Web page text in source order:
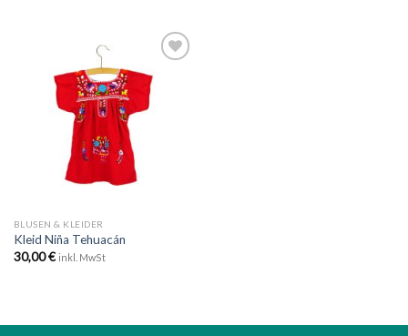
Zu
Wunschliste
hinzufügen
BLUSEN & KLEIDER
Kleid Niña Tehuacán
30,00€ inkl. MwSt